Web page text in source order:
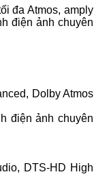
đa Atmos, amply
điện ảnh chuyên
Dolby Atmos
điện ảnh chuyên
DTS-HD High